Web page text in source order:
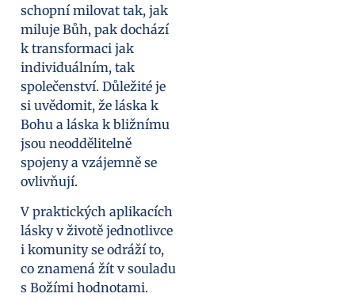
schopní milovat tak, jak
miluje Bůh, pak dochází
k transformaci jak
individuálním, tak
společenství. Důležité je
si uvědomit, že láska k
Bohu a láska k bližnímu
jsou neoddělitelně
spojeny a vzájemně se
ovlivňují.
V praktických aplikacích
lásky v životě jednotlivce
i komunity se odráží to,
co znamená žít v souladu
s Božími hodnotami.